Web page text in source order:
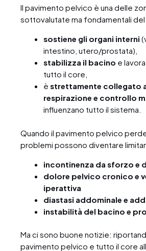
Il pavimento pelvico è una delle
sottovalutate ma fondamentali
sostiene gli organi interni
intestino, utero/prostata),
stabilizza il bacino e
tutto il core,
è strettamente collegato
respirazione e controllo
influenzano tutto il sistema.
Quando il pavimento pelvico
problemi possono diventare
incontinenza da sforzo e
dolore pelvico cronico e
iperattiva
diastasi addominale e
instabilità del bacino e
Ma ci sono buone notizie:
pavimento pelvico e tutto il core